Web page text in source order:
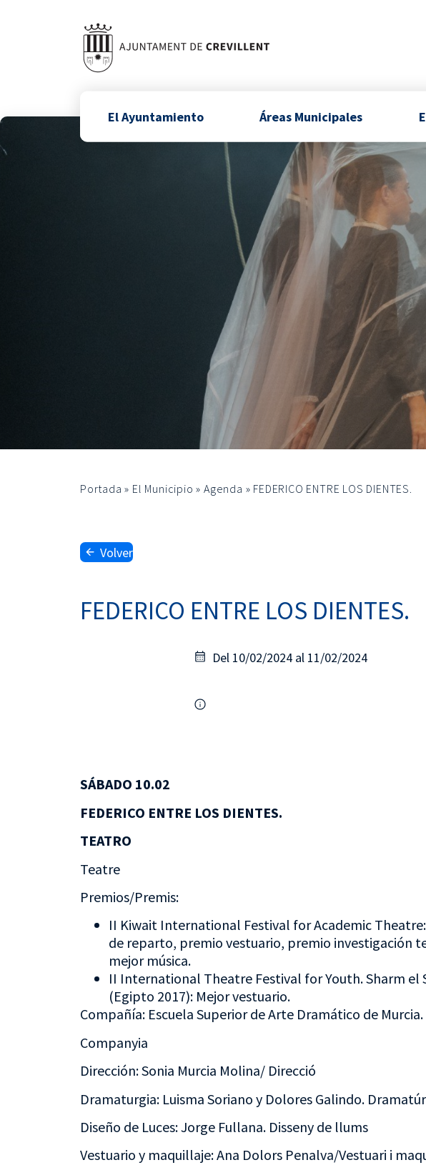
El Ayuntamiento Áreas Municipales
Portada » El Municipio »Agenda » FEDERICO ENTRE LOS DIENTES.
Volver
FEDERICO ENTRE LOS DIENTES.
Del 10/02/2024 al 11/02/2024
SÁBADO 10.02
FEDERICO ENTRE LOS DIENTES.
TEATRO
Teatre
Premios/Premis:
II Kiwait International Festival for Academic
de reparto, premio vestuario, premio investigación
mejor música.
II International Theatre Festival for Youth. Sharm el
(Egipto 2017): Mejor vestuario.
Compañía: Escuela Superior de Arte Dramático de Murcia.
Companyia
Dirección: Sonia Murcia Molina/ Direcció
Dramaturgia: Luisma Soriano y Dolores Galindo.
Diseño de Luces: Jorge Fullana. Disseny de llums
Vestuario y maquillaje: Ana Dolors Penalva/Vestuari i